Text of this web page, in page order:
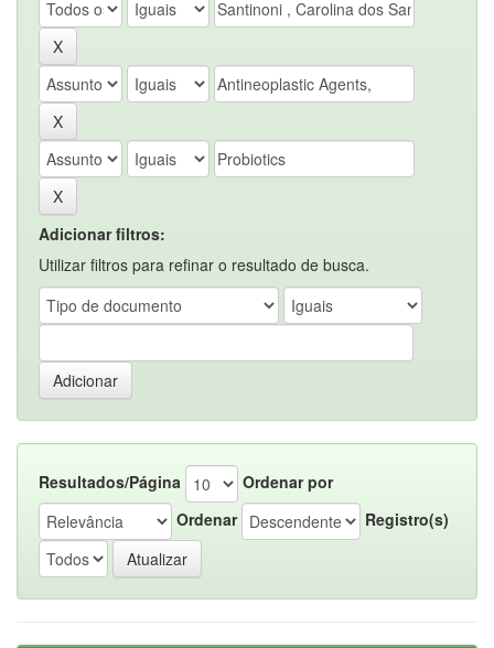
Adicionar filtros:
Utilizar filtros para refinar o resultado de busca.
Resultados/Página
Ordenar por
Ordenar
Registro(s)